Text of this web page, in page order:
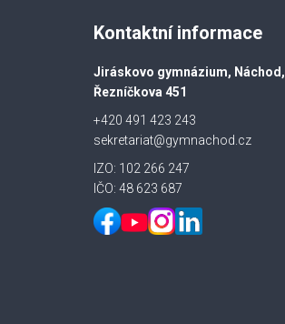
Kontaktní informace
Jiráskovo gymnázium, Náchod,
Řezníčkova 451
+420 491 423 243
sekretariat@gymnachod.cz
IZO: 102 266 247
IČO: 48 623 687